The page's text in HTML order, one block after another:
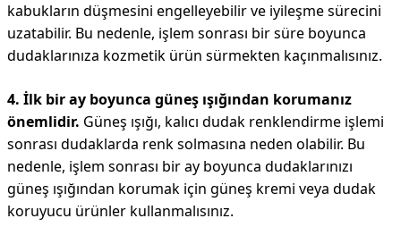
kabukların düşmesini engelleyebilir ve iyileşme sürecini
uzatabilir. Bu nedenle, işlem sonrası bir süre boyunca
dudaklarınıza kozmetik ürün sürmekten kaçınmalısınız.
4. İlk bir ay boyunca güneş ışığından korumanız
önemlidir. Güneş ışığı, kalıcı dudak renklendirme işlemi
sonrası dudaklarda renk solmasına neden olabilir. Bu
nedenle, işlem sonrası bir ay boyunca dudaklarınızı
güneş ışığından korumak için güneş kremi veya dudak
koruyucu ürünler kullanmalısınız.